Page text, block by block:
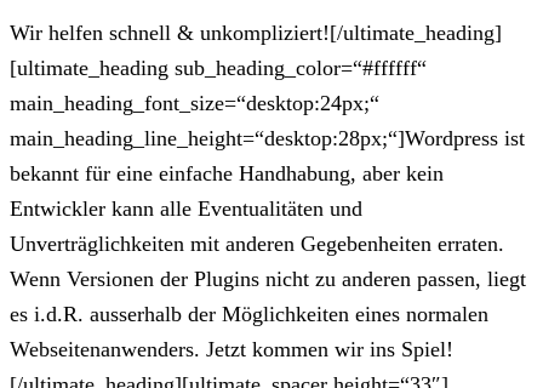
Wir helfen schnell & unkompliziert![/ultimate_heading]
[ultimate_heading sub_heading_color=“#ffffff“
main_heading_font_size=“desktop:24px;“
main_heading_line_height=“desktop:28px;“]Wordpress ist
bekannt für eine einfache Handhabung, aber kein
Entwickler kann alle Eventualitäten und
Unverträglichkeiten mit anderen Gegebenheiten erraten.
Wenn Versionen der Plugins nicht zu anderen passen, liegt
es i.d.R. ausserhalb der Möglichkeiten eines normalen
Webseitenanwenders. Jetzt kommen wir ins Spiel!